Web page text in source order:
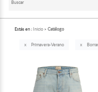
Estás en : Inicio Catálogo
Primavera-Verano